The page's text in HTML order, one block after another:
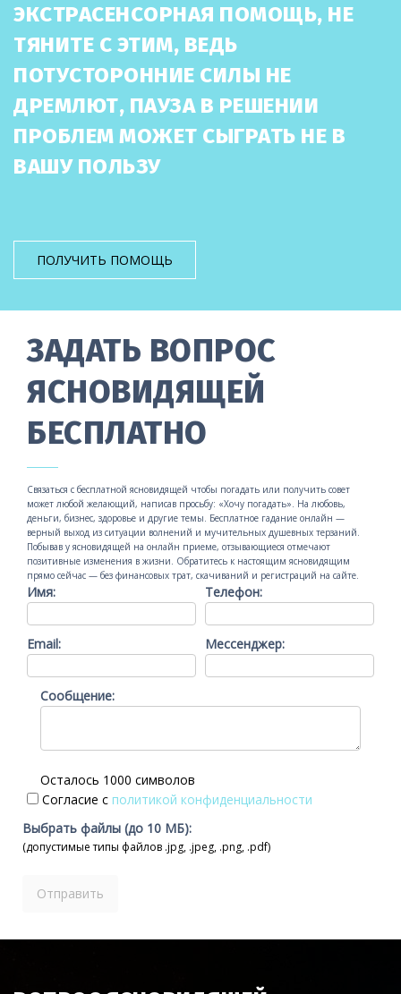
ЭКСТРАСЕНСОРНАЯ ПОМОЩЬ, НЕ
ТЯНИТЕ С ЭТИМ, ВЕДЬ
ПОТУСТОРОННИЕ СИЛЫ НЕ
ДРЕМЛЮТ, ПАУЗА В РЕШЕНИИ
ПРОБЛЕМ МОЖЕТ СЫГРАТЬ НЕ В
ВАШУ ПОЛЬЗУ
ПОЛУЧИТЬ ПОМОЩЬ
ЗАДАТЬ ВОПРОС
ЯСНОВИДЯЩЕЙ
БЕСПЛАТНО
Связаться с бесплатной ясновидящей чтобы погадать или получить совет
может любой желающий, написав просьбу: «Хочу погадать». На любовь,
деньги, бизнес, здоровье и другие темы. Бесплатное гадание онлайн —
верный выход из ситуации волнений и мучительных душевных терзаний.
Побывав у ясновидящей на онлайн приеме, отзывающиеся отмечают
позитивные изменения в жизни. Обратитесь к настоящим ясновидящим
прямо сейчас — без финансовых трат, скачиваний и регистраций на сайте.
Имя: Телефон:
Email: Мессенджер:
Сообщение:
Осталось 1000 символов
Согласие с политикой конфиденциальности
Выбрать файлы (до 10 МБ):
(допустимые типы файлов .jpg, .jpeg, .png, .pdf)